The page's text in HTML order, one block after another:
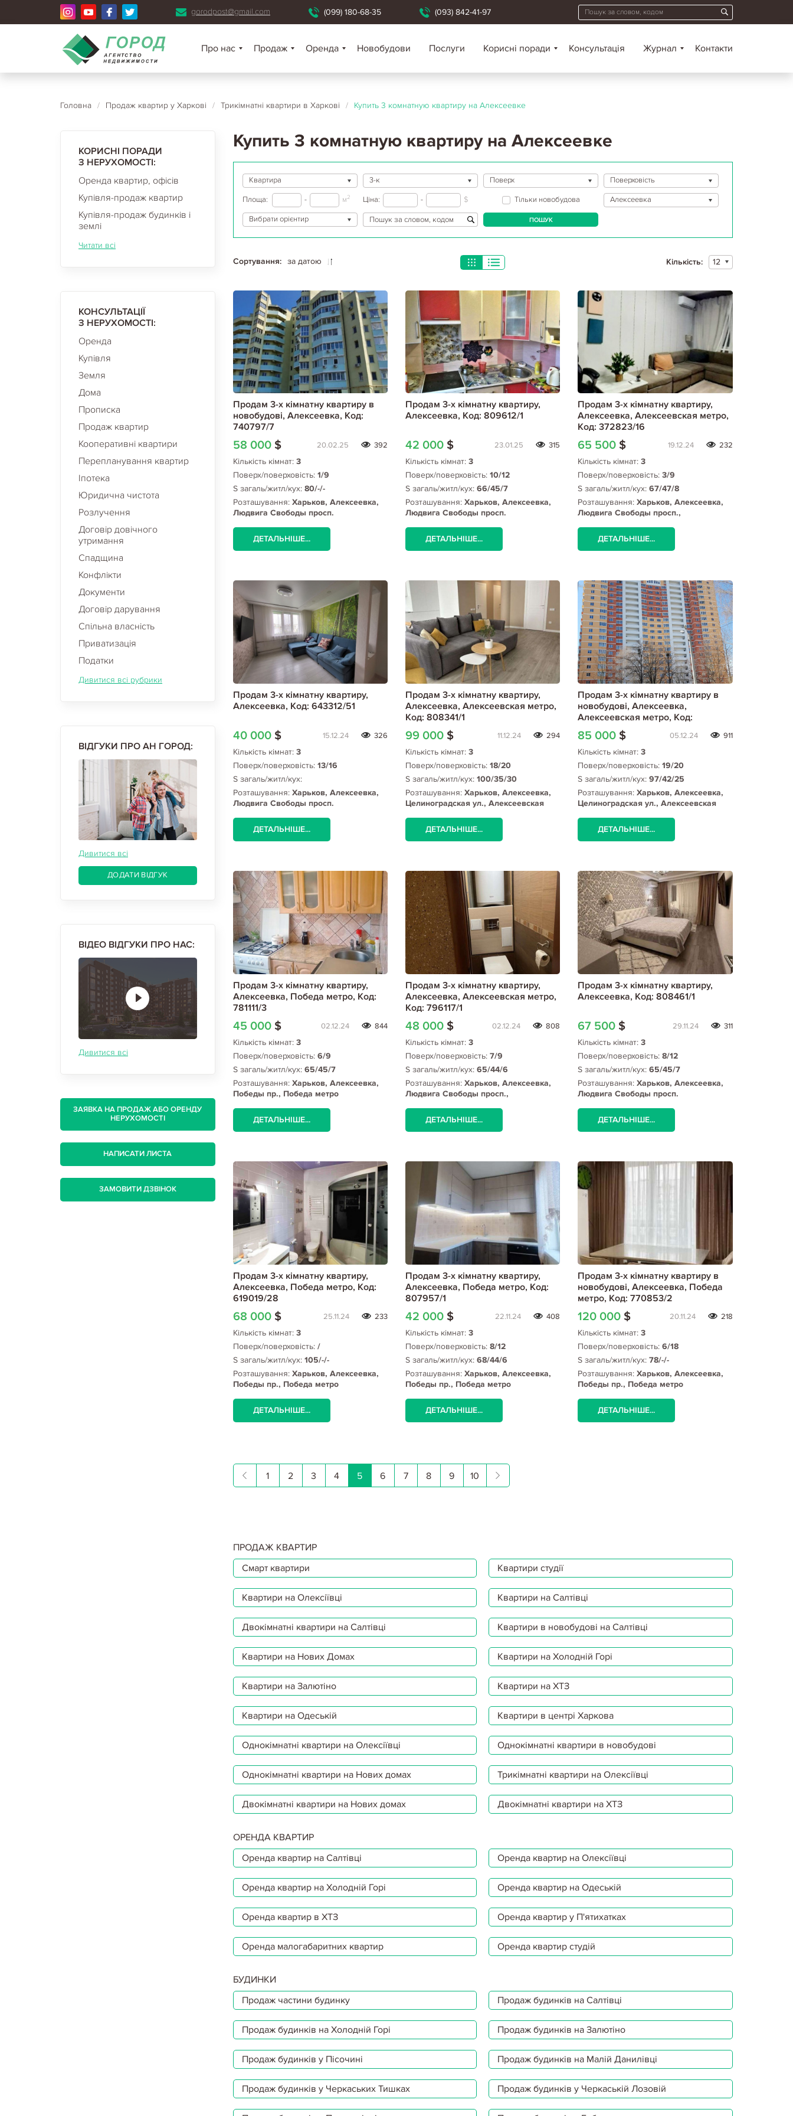
gorodpost@gmail.com (099) 180-68-35 (093) 842-41-97
Про нас Продаж Оренда Новобудови Послуги Корисні поради Консультація Журнал Контакти
Головна / Продаж квартир у Харкові / Трикімнатні квартири в Харкові / Купить 3 комнатную квартиру на Алексеевке
КОРИСНІ ПОРАДИ
З НЕРУХОМОСТІ:
Оренда квартир, офісів
Купівля-продаж квартир
Купівля-продаж будинків і
землі
Читати всі
КОНСУЛЬТАЦІЇ
З НЕРУХОМОСТІ:
Оренда
Купівля
Земля
Дома
Прописка
Продаж квартир
Кооперативні квартири
Перепланування квартир
Іпотека
Юридична чистота
Розлучення
Договір довічного
утримання
Спадщина
Конфлікти
Документи
Договір дарування
Спільна власність
Приватизація
Податки
Дивитися всі рубрики
ВІДГУКИ ПРО АН ГОРОД:
Дивитися всі
ДОДАТИ ВІДГУК
ВІДЕО ВІДГУКИ ПРО НАС:
Дивитися всі
ЗАЯВКА НА ПРОДАЖ АБО ОРЕНДУ
НЕРУХОМОСТІ
НАПИСАТИ ЛИСТА
ЗАМОВИТИ ДЗВІНОК
Купить 3 комнатную квартиру на Алексеевке
Квартира 3-к Поверх Поверховість
Площа: - м2 Ціна: - $ Тільки новобудова Алексеевка
Вибрати орієнтир ПОШУК
Сортування: за датою Кількість: 12
Продам 3-х кімнатну квартиру в
новобудові, Алексеевка, Код:
740797/7
58 000 $ 20.02.25 392
Кількість кімнат: 3
Поверх/поверховість: 1/9
S загаль/житл/кух: 80/-/-
Розташування: Харьков, Алексеевка,
Людвига Свободы просп.
ДЕТАЛЬНІШЕ...
Продам 3-х кімнатну квартиру,
Алексеевка, Код: 809612/1
42 000 $ 23.01.25 315
Кількість кімнат: 3
Поверх/поверховість: 10/12
S загаль/житл/кух: 66/45/7
Розташування: Харьков, Алексеевка,
Людвига Свободы просп.
ДЕТАЛЬНІШЕ...
Продам 3-х кімнатну квартиру,
Алексеевка, Алексеевская метро,
Код: 372823/16
65 500 $ 19.12.24 232
Кількість кімнат:3
Поверх/поверховість:3/9
S загаль/житл/кух:67/47/8
Розташування:Харьков, Алексеевка,
Людвига Свободы просп.,
ДЕТАЛЬНІШЕ...
Продам 3-х кімнатну квартиру,
Алексеевка, Код: 643312/51
40 000 $ 15.12.24 326
Кількість кімнат: 3
Поверх/поверховість: 13/16
S загаль/житл/кух:
Розташування: Харьков, Алексеевка,
Людвига Свободы просп.
ДЕТАЛЬНІШЕ...
Продам 3-х кімнатну квартиру,
Алексеевка, Алексеевская метро,
Код: 808341/1
99 000 $ 11.12.24 294
Кількість кімнат: 3
Поверх/поверховість: 18/20
S загаль/житл/кух: 100/35/30
Розташування: Харьков, Алексеевка,
Целиноградская ул., Алексеевская
ДЕТАЛЬНІШЕ...
Продам 3-х кімнатну квартиру в
новобудові, Алексеевка,
Алексеевская метро, Код:
522089/4
85 000 $ 05.12.24 911
Кількість кімнат:3
Поверх/поверховість:19/20
S загаль/житл/кух:97/42/25
Розташування:Харьков, Алексеевка,
Целиноградская ул., Алексеевская
ДЕТАЛЬНІШЕ...
Продам 3-х кімнатну квартиру,
Алексеевка, Победа метро, Код:
781111/3
45 000 $ 02.12.24 844
Кількість кімнат: 3
Поверх/поверховість: 6/9
S загаль/житл/кух: 65/45/7
Розташування: Харьков, Алексеевка,
Победы пр., Победа метро
ДЕТАЛЬНІШЕ...
Продам 3-х кімнатну квартиру,
Алексеевка, Алексеевская метро,
Код: 796117/1
48 000 $ 02.12.24 808
Кількість кімнат: 3
Поверх/поверховість: 7/9
S загаль/житл/кух: 65/44/6
Розташування: Харьков, Алексеевка,
Людвига Свободы просп.,
ДЕТАЛЬНІШЕ...
Продам 3-х кімнатну квартиру,
Алексеевка, Код: 808461/1
67 500 $ 29.11.24 311
Кількість кімнат:3
Поверх/поверховість:8/12
S загаль/житл/кух:65/45/7
Розташування:Харьков, Алексеевка,
Людвига Свободы просп.
ДЕТАЛЬНІШЕ...
Продам 3-х кімнатну квартиру,
Алексеевка, Победа метро, Код:
619019/28
68 000 $ 25.11.24 233
Кількість кімнат: 3
Поверх/поверховість: /
S загаль/житл/кух: 105/-/-
Розташування: Харьков, Алексеевка,
Победы пр., Победа метро
ДЕТАЛЬНІШЕ...
Продам 3-х кімнатну квартиру,
Алексеевка, Победа метро, Код:
807957/1
42 000 $ 22.11.24 408
Кількість кімнат: 3
Поверх/поверховість: 8/12
S загаль/житл/кух: 68/44/6
Розташування: Харьков, Алексеевка,
Победы пр., Победа метро
ДЕТАЛЬНІШЕ...
Продам 3-х кімнатну квартиру в
новобудові, Алексеевка, Победа
метро, Код: 770853/2
120 000 $ 20.11.24 218
Кількість кімнат:3
Поверх/поверховість:6/18
S загаль/житл/кух:78/-/-
Розташування:Харьков, Алексеевка,
Победы пр., Победа метро
ДЕТАЛЬНІШЕ...
1 2 3 4 5 6 7 8 9 10
ПРОДАЖ КВАРТИР
Смарт квартири
Квартири студії
Квартири на Олексіївці Квартири на Салтівці
Двокімнатні квартири на Салтівці Квартири в новобудові на Салтівці
Квартири на Нових Домах Квартири на Холодній Горі
Квартири на Залютіно Квартири на ХТЗ
Квартири на Одеській Квартири в центрі Харкова
Однокімнатні квартири на Олексіївці Однокімнатні квартири в новобудові
Однокімнатні квартири на Нових домах Трикімнатні квартири на Олексіївці
Двокімнатні квартири на Нових домах Двокімнатні квартири на ХТЗ
ОРЕНДА КВАРТИР
Оренда квартир на Салтівці
Оренда квартир на Олексіївці
Оренда квартир на Холодній Горі Оренда квартир на Одеській
Оренда квартир в ХТЗ Оренда квартир у П'ятихатках
Оренда малогабаритних квартир Оренда квартир студій
БУДИНКИ
Продаж частини будинку
Продаж будинків на Салтівці
Продаж будинків на Холодній Горі Продаж будинків на Залютіно
Продаж будинків у Пісочині Продаж будинків на Малій Данилівці
Продаж будинків у Черкаських Тишках Продаж будинків у Черкаській Лозовій